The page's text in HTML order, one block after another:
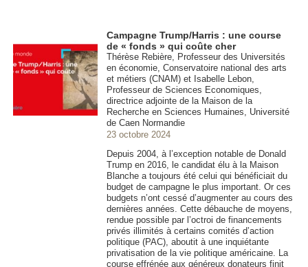
Campagne Trump/Harris : une course
de « fonds » qui coûte cher
Thérèse Rebière, Professeur des Universités
en économie, Conservatoire national des arts
et métiers (CNAM) et Isabelle Lebon,
Professeur de Sciences Economiques,
directrice adjointe de la Maison de la
Recherche en Sciences Humaines, Université
de Caen Normandie
23 octobre 2024
Depuis 2004, à l’exception notable de Donald
Trump en 2016, le candidat élu à la Maison
Blanche a toujours été celui qui bénéficiait du
budget de campagne le plus important. Or ces
budgets n’ont cessé d’augmenter au cours des
dernières années. Cette débauche de moyens,
rendue possible par l’octroi de financements
privés illimités à certains comités d’action
politique (PAC), aboutit à une inquiétante
privatisation de la vie politique américaine. La
course effrénée aux généreux donateurs finit